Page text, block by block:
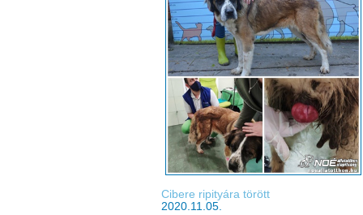
Cibere ripityára törött
2020.11.05.